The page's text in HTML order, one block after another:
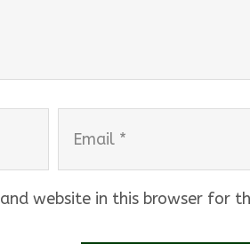
website in this browser for